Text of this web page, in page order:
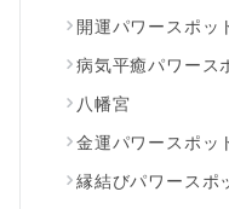
開運パワースポッ
病気平癒パワース
八幡宮
金運パワースポッ
縁結びパワースポ